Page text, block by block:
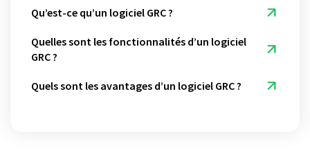
Qu’est-ce qu’un logiciel GRC ?
Quelles sont les fonctionnalités d’un logiciel
GRC ?
Quels sont les avantages d’un logiciel GRC ?